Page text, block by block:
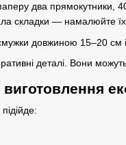
два прямокутники,
складки — намалюйте їх
довжиною 15–20 см
деталі. Вони